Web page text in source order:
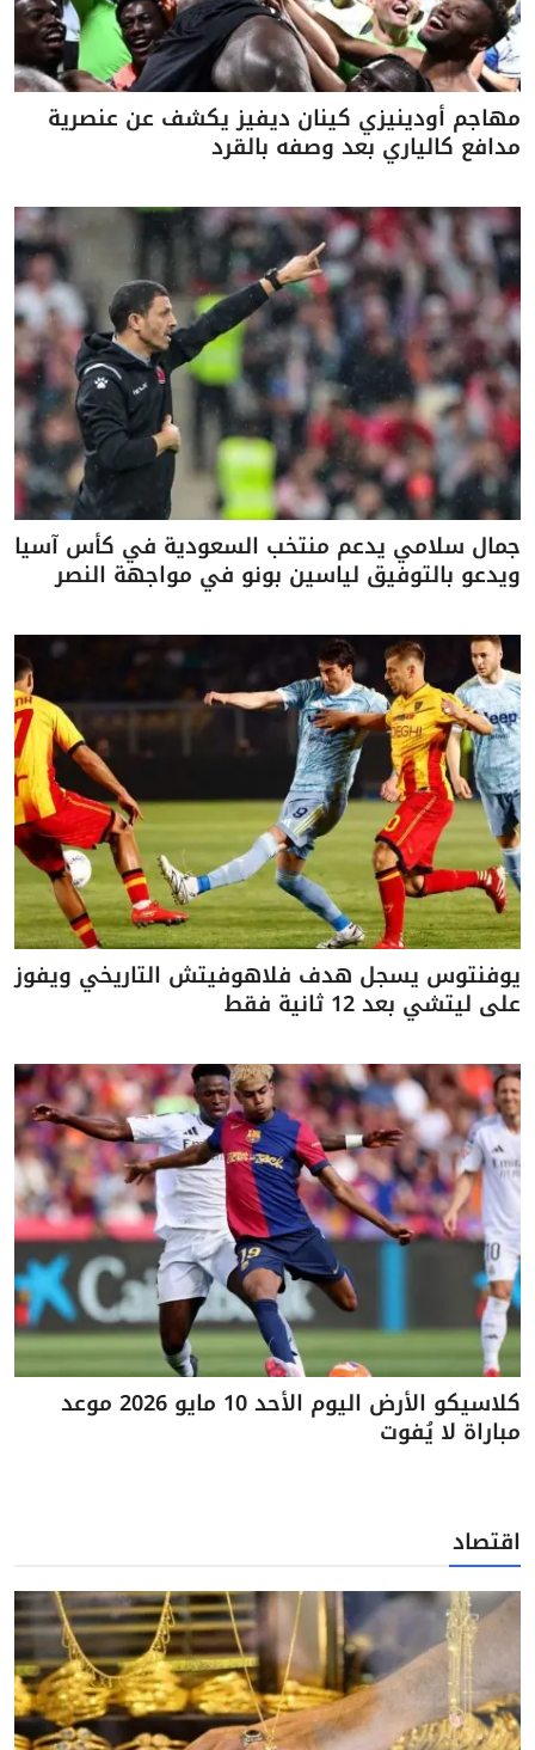
مهاجم أودينيزي كينان ديفيز يكشف عن عنصرية
مدافع كالياري بعد وصفه بالقرد
جمال سلامي يدعم منتخب السعودية في كأس آسيا
ويدعو بالتوفيق لياسين بونو في مواجهة النصر
يوفنتوس يسجل هدف فلاهوفيتش التاريخي ويفوز
على ليتشي بعد 12 ثانية فقط
كلاسيكو الأرض اليوم الأحد 10 مايو 2026 موعد
مباراة لا يُفوت
اقتصاد